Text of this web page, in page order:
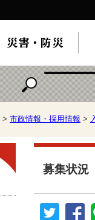
> 市政情報・採用情報 >
募集状況